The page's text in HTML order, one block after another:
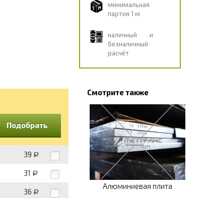
минимальная
партия 1 м
наличный и
безналичный
расчёт
Подобрать
39 Р
31 Р
36 Р
Смотрите также
Алюминиевая плита